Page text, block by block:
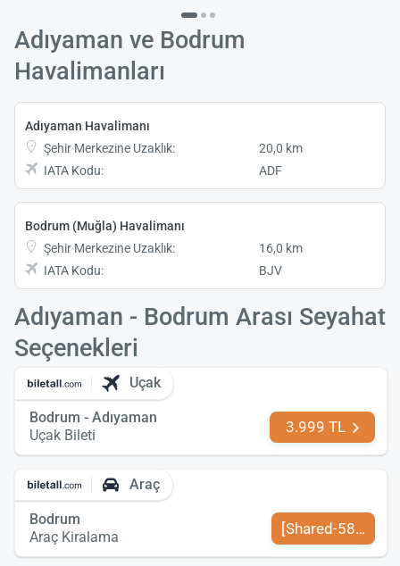
Adıyaman ve Bodrum
Havalimanları
Adıyaman Havalimanı
Şehir Merkezine Uzaklık:
20,0 km
IATA Kodu:
ADF
Bodrum (Muğla) Havalimanı
Şehir Merkezine Uzaklık:
16,0 km
IATA Kodu:
BJV
Adıyaman - Bodrum Arası Seyahat
Seçenekleri
Uçak
Bodrum - Adıyaman
Uçak Bileti
3.999 TL
Araç
Bodrum
Araç Kiralama
[Shared-589-tr-